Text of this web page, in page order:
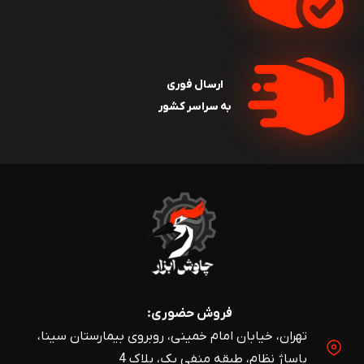
اندازه‌گیری کاربرد خاصی طراحی شده‌اند. در این بخش به
معرفی انواع میکرومتر داخل سنج خواهیم پرداخت:
میکرومتر است. این ابزار برای اندازه‌گیری ابعاد داخلی اجسام
مختلف طراحی شده و از سه فک استفاده می‌کند تا اندازه‌گیری
دقیق‌تری را انجام دهد. این نوع میکرومتر به دلیل ساختار سه
فکی خود می‌تواند سطح تماس بیشتری با قطعه مورد
می‌شود. از این میکرومتر در صنایع مختلف از جمله
خودروسازی، تولید قطعات دقیق و مهندسی استفاده می‌شود.
ارسال فوری
به سراسر کشور
فروش حضوری:
تهران، خیابان امام خمینی، روبروی بیمارستان سینا،
پاساژ نظام، طبقه منفی یک، پلاک 4